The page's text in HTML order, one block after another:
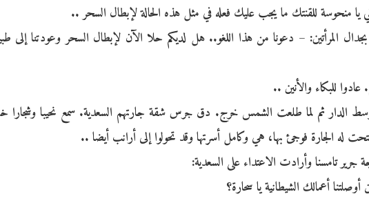
يا منحوسة للقنتك ما يجب عليك فعله في مثل هذه الحالة لإبطال السحر ..
المرأتين: – دعونا من هذا اللغو.. هل لديكم حلا الآن لإبطال السحر وعودتنا إلى
للبكاء والأنين ..
الدار ثم لما طلعت الشمس خرج. دق جرس شقة جارتهم السعدية. سمع نحيبا وشجارا
له الجارة فوجئ بها، هي وكامل أسرتها وقد تحولوا إلى أرانب أيضا ..
تامسنا وأرادت الاعتداء على السعدية:
أعمالك الشيطانية يا سحارة؟